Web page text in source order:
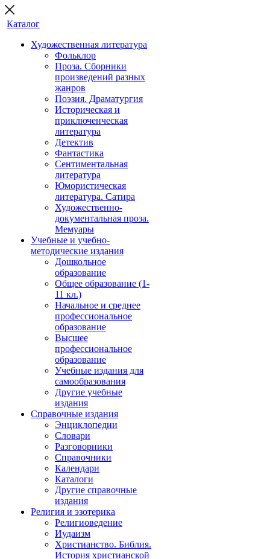
Каталог
Художественная литература
Фольклор
Проза. Сборники
произведений разных
жанров
Поэзия. Драматургия
Историческая и
приключенческая
литература
Детектив
Фантастика
Сентиментальная
литература
Юмористическая
литература. Сатира
Художественно-
документальная проза.
Мемуары
Учебные и учебно-
методические издания
Дошкольное
образование
Общее образование (1-
11 кл.)
Начальное и среднее
профессиональное
образование
Высшее
профессиональное
образование
Учебные издания для
самообразования
Другие учебные
издания
Справочные издания
Энциклопедии
Словари
Разговорники
Справочники
Календари
Каталоги
Другие справочные
издания
Религия и эзотерика
Религиоведение
Иудаизм
Христианство. Библия.
История христианской